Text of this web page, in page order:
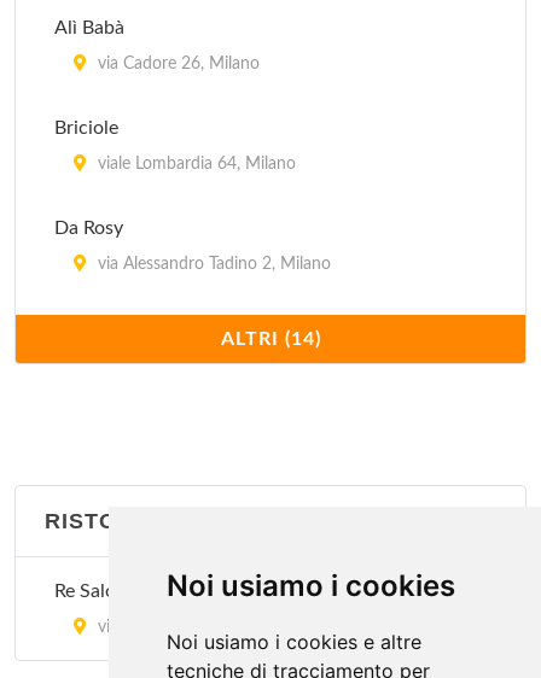
Noi usiamo i cookies
Noi usiamo i cookies e altre
tecniche di tracciamento per
Alì Babà
via Cadore 26, Milano
Briciole
viale Lombardia 64, Milano
Da Rosy
via Alessandro Tadino 2, Milano
Dawali Lebanese Restaurant
via Corrado II il Salico 10, Milano
Il Moro 1
Il Moro 2
via Andrea Salaino 12, Milano
ALTRI (14)
RISTORANTI EBRAICI
Re Salomone
via Giorgio Washington 9, Milano